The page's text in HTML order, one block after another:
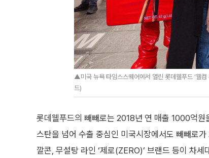
▲미국 뉴욕 타임스스퀘어에서 열린 롯데웰푸드 ‘웰
드)
롯데웰푸드의 빼빼로는 2018년 연 매출 1000억
스탄을 넘어 수출 중심인 미국시장에서도 빼빼로
깔콘, 무설탕 라인 ‘제로(ZERO)’ 브랜드 등이 차